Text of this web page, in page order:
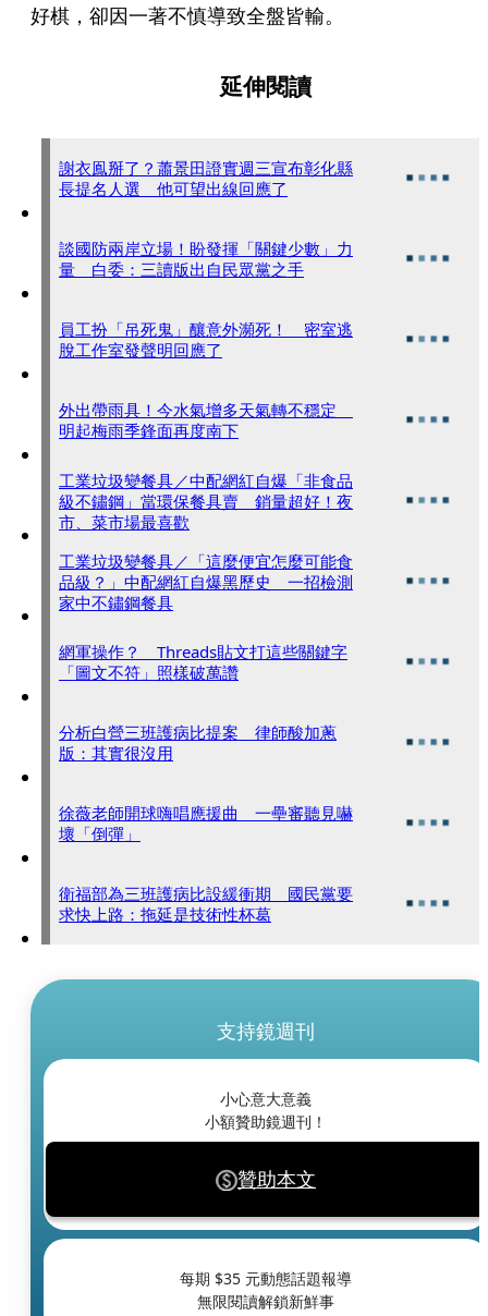
好棋，卻因一著不慎導致全盤皆輸。
延伸閱讀
謝衣鳯掰了？蕭景田證實週三宣布彰化縣
長提名人選 他可望出線回應了
談國防兩岸立場！盼發揮「關鍵少數」力
量 白委：三讀版出自民眾黨之手
員工扮「吊死鬼」釀意外瀕死！ 密室逃
脫工作室發聲明回應了
外出帶雨具！今水氣增多天氣轉不穩定
明起梅雨季鋒面再度南下
工業垃圾變餐具／中配網紅自爆「非食品
級不鏽鋼」當環保餐具賣 銷量超好！夜
市、菜市場最喜歡
工業垃圾變餐具／「這麼便宜怎麼可能食
品級？」中配網紅自爆黑歷史 一招檢測
家中不鏽鋼餐具
網軍操作？ Threads貼文打這些關鍵字
「圖文不符」照樣破萬讚
分析白營三班護病比提案 律師酸加蔥
版：其實很沒用
徐薇老師開球嗨唱應援曲 一壘審聽見嚇
壞「倒彈」
衛福部為三班護病比設緩衝期 國民黨要
求快上路：拖延是技術性杯葛
支持鏡週刊
小心意大意義
小額贊助鏡週刊！
贊助本文
每期 $35 元動態話題報導
無限閱讀解鎖新鮮事